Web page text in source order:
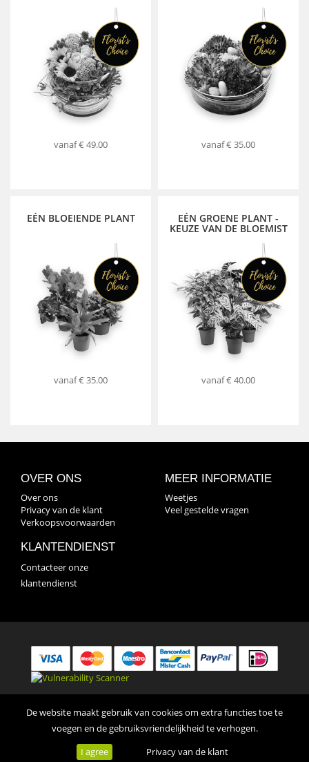
De website maakt gebruik van cookies om extra functies toe te
voegen en de gebruiksvriendelijkheid te verhogen.
I agree
Privacy van de klant
vanaf€ 49.00 vanaf€ 35.00
EÉN BLOEIENDE PLANT
vanaf€ 35.00
EÉN GROENE PLANT -
KEUZE VAN DE BLOEMIST
vanaf€ 40.00
OVER ONS
Over ons
Privacy van de klant
Verkoopsvoorwaarden
MEER INFORMATIE
Weetjes
Veel gestelde vragen
KLANTENDIENST
Contacteer onze
klantendienst
Verkoopsvoorwaarden